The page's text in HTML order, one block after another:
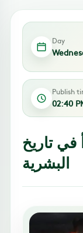
Day
Publish
02:40
تاريخ
البشرية